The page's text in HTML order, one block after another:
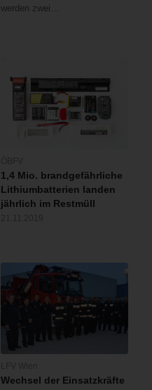
werden zwei…
1,4 Mio. brandgefährliche
Lithiumbatterien landen
jährlich im Restmüll
Wechsel der Einsatzkräfte